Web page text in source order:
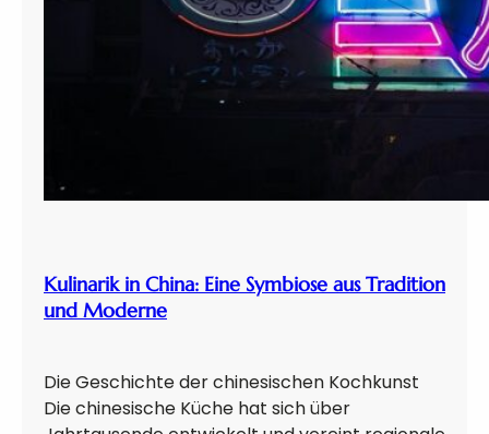
Kulinarik in China: Eine Symbiose aus Tradition
und Moderne
Die Geschichte der chinesischen Kochkunst
Die chinesische Küche hat sich über